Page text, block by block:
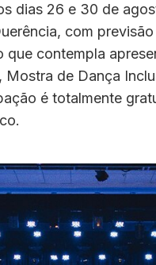
dias 26 e 30 de
com
que contempla
de Dança
é totalmente